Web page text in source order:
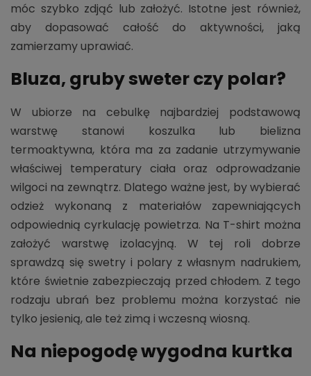
móc szybko zdjąć lub założyć. Istotne jest również,
aby dopasować całość do aktywności, jaką
zamierzamy uprawiać.
Bluza, gruby sweter czy polar?
W ubiorze na cebulkę najbardziej podstawową
warstwę stanowi koszulka lub bielizna
termoaktywna, która ma za zadanie utrzymywanie
właściwej temperatury ciała oraz odprowadzanie
wilgoci na zewnątrz. Dlatego ważne jest, by wybierać
odzież wykonaną z materiałów zapewniających
odpowiednią cyrkulację powietrza. Na T-shirt można
założyć warstwę izolacyjną. W tej roli dobrze
sprawdzą się swetry i polary z własnym nadrukiem,
które świetnie zabezpieczają przed chłodem. Z tego
rodzaju ubrań bez problemu można korzystać nie
tylko jesienią, ale też zimą i wczesną wiosną.
Na niepogodę wygodna kurtka